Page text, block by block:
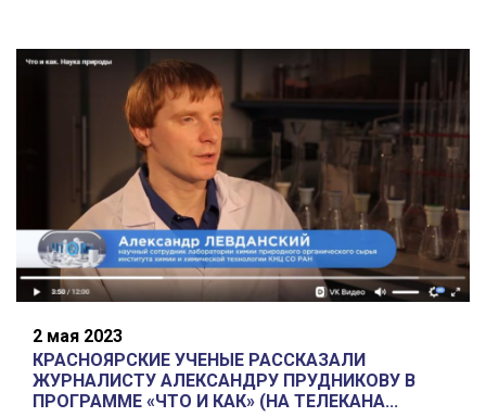
2 мая 2023
КРАСНОЯРСКИЕ УЧЕНЫЕ РАССКАЗАЛИ
ЖУРНАЛИСТУ АЛЕКСАНДРУ ПРУДНИКОВУ В
ПРОГРАММЕ «ЧТО И КАК» (НА ТЕЛЕКАНА...